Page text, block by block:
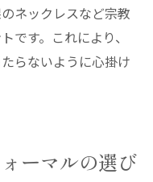
ネックレスなど宗教
です。これにより、
らないように心掛け
ーマルの選び